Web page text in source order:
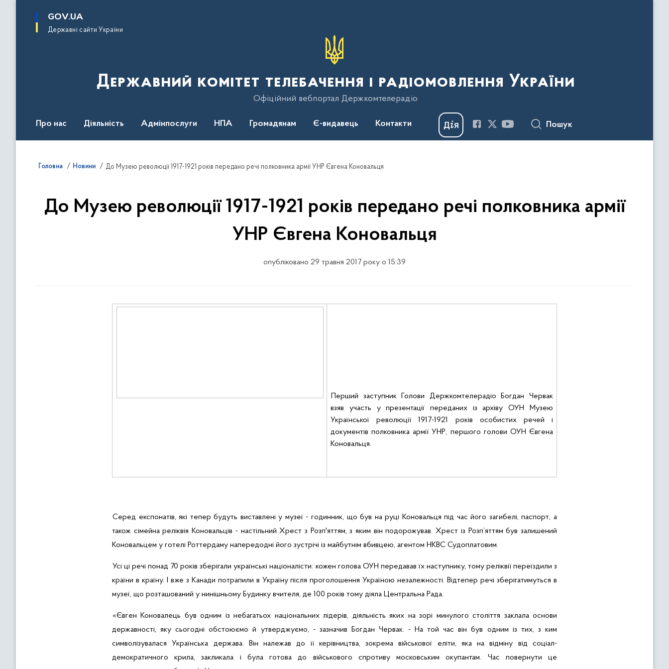
основного
GOV.UA
Державні сайти України
Державний комітет телебачення і радіомовлення України
Офіційний вебпортал Держкомтелерадіо
Про нас Діяльність Адмінпослуги НПА Громадянам Є-видавець Контакти Пошук
Головна Новини До Музею революції 1917-1921 років передано речі полковника армії УНР Євгена Коновальця
До Музею революції 1917-1921 років передано речі полковника армії
УНР Євгена Коновальця
опубліковано 29 травня 2017 року о 15:39
Перший заступник Голови Держкомтелерадіо Богдан Червак
взяв участь у
презентації переданих із архіву ОУН Музею
Української
революції 1917-1921 років особистихречей і
документів полковникаармії УНР, першого голови ОУН Євгена
Коновальця.
Серед експонатів, які тепер будуть виставлені у музеї - годинник, що був на руці Коновальця під час його загибелі, паспорт, а
також сімейна реліквія Коновальців - настільний Хрест з Розп'яттям, з яким він подорожував. Хрест із Розп’яттям був залишений
Коновальцем у готелі Роттердаму напередодні його зустрічі із майбутнім вбивцею, агентом НКВС Судоплатовим.
Усі ці речі понад 70 років зберігали українські націоналісти: кожен голова ОУН передавав їх наступнику, тому реліквії переїздили з
країни в країну.
вже з Канади потрапили в Україну після проголошення Україноюнезалежності. Відтепер речі зберігатимуться в
музеї, що розташований у нинішньому Будинку вчителя, де 100 років тому діяла Центральна Рада.
«Євген Коновалець був одним із небагатьох національних лідерів, діяльність яких на зорі минулого століття заклала основи
державності, яку сьогодні обстоюємо й утверджуємо, - зазначив Богдан Червак. - На той час він був одним із тих, з ким
символізувалася Українська держава. Він належав до її керівництва, зокрема військової еліти, яка на відміну від соціал-
демократичного крила, закликала і була готова до військового спротиву московським окупантам. Час повернути це